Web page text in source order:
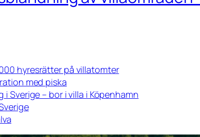
hyresrätter på villatomter
med piska
Sverige – bor i villa i Köpenhamn